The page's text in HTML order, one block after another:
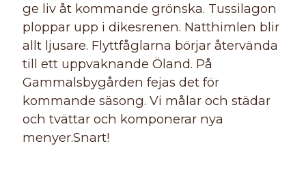
ge liv åt kommande grönska. Tussilagon
ploppar upp i dikesrenen. Natthimlen blir
allt ljusare. Flyttfåglarna börjar återvända
till ett uppvaknande Öland. På
Gammalsbygården fejas det för
kommande säsong. Vi målar och städar
och tvättar och komponerar nya
menyer.Snart!